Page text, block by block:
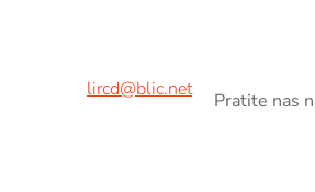
Pratite nas
lircd@blic.net